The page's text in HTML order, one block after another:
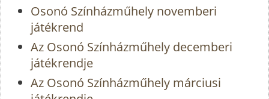
Osonó Színházműhely novemberi
játékrend
Az Osonó Színházműhely decemberi
játékrendje
Az Osonó Színházműhely márciusi